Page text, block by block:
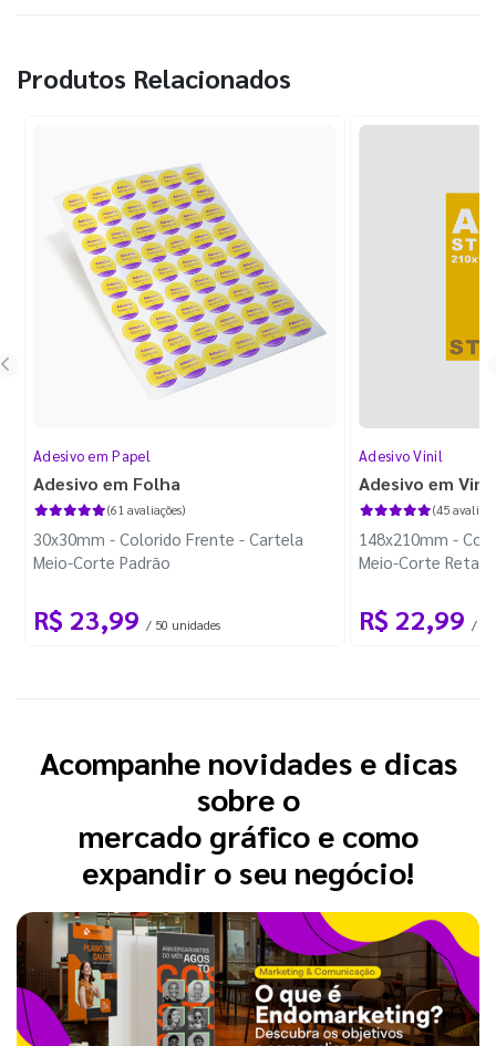
Produtos Relacionados
Adesivo em Papel
Adesivo em Folha
(61 avaliações)
30x30mm - Colorido Frente - Cartela
Meio-Corte Padrão
R$ 23,99 / 50 unidades
Adesivo Vinil
Adesivo em Vinil
(45
148x210mm -
Meio-Corte
R$ 22,99 / 1
Acompanhe novidades e dicas
sobre o
mercado gráfico e como
expandir o seu negócio!